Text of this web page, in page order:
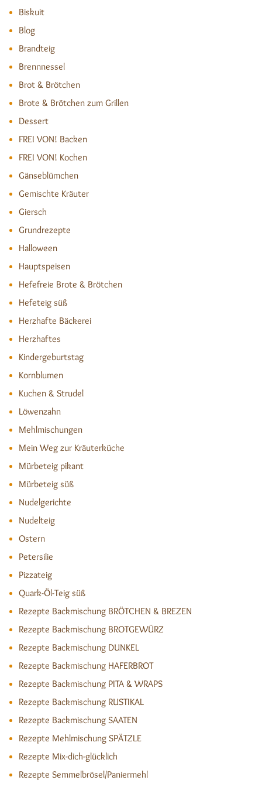
Biskuit
Blog
Brandteig
Brennnessel
Brot & Brötchen
Brote & Brötchen zum Grillen
Dessert
FREI VON! Backen
FREI VON! Kochen
Gänseblümchen
Gemischte Kräuter
Giersch
Grundrezepte
Halloween
Hauptspeisen
Hefefreie Brote & Brötchen
Hefeteig süß
Herzhafte Bäckerei
Herzhaftes
Kindergeburtstag
Kornblumen
Kuchen & Strudel
Löwenzahn
Mehlmischungen
Mein Weg zur Kräuterküche
Mürbeteig pikant
Mürbeteig süß
Nudelgerichte
Nudelteig
Ostern
Petersilie
Pizzateig
Quark-Öl-Teig süß
Rezepte Backmischung BRÖTCHEN & BREZEN
Rezepte Backmischung BROTGEWÜRZ
Rezepte Backmischung DUNKEL
Rezepte Backmischung HAFERBROT
Rezepte Backmischung PITA & WRAPS
Rezepte Backmischung RUSTIKAL
Rezepte Backmischung SAATEN
Rezepte Mehlmischung SPÄTZLE
Rezepte Mix-dich-glücklich
Rezepte Semmelbrösel/Paniermehl